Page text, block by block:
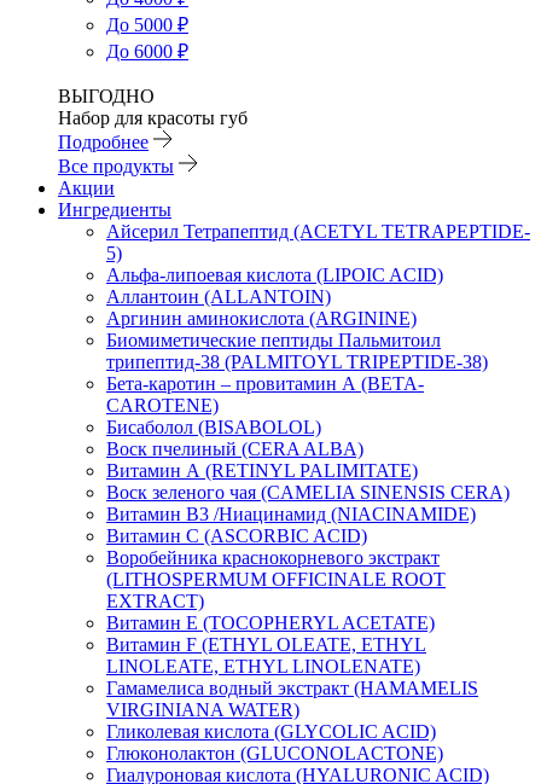
До 5000 ₽
До 6000 ₽
ВЫГОДНО
Набор для красоты губ
Подробнее
Все продукты
Акции
Ингредиенты
Айсерил Тетрапептид (ACETYL TETRAPEPTIDE-
5)
Альфа-липоевая кислота (LIPOIC ACID)
Аллантоин (ALLANTOIN)
Аргинин аминокислота (ARGININE)
Биомиметические пептиды Пальмитоил
трипептид-38 (PALMITOYL TRIPEPTIDE-38)
Бета-каротин – провитамин А (BETA-
CAROTENE)
Бисаболол (BISABOLOL)
Воск пчелиный (CERA ALBA)
Витамин А (RETINYL PALIMITATE)
Воск зеленого чая (CAMELIA SINENSIS CERA)
Витамин B3 /Ниацинамид (NIACINAMIDE)
Витамин C (ASCORBIC ACID)
Воробейника краснокорневого экстракт
(LITHOSPERMUM OFFICINALE ROOT
EXTRACT)
Витамин Е (TOCOPHERYL ACETATE)
Витамин F (ETHYL OLEATE, ETHYL
LINOLEATE, ETHYL LINOLENATE)
Гамамелиса водный экстракт (HAMAMELIS
VIRGINIANA WATER)
Гликолевая кислота (GLYCOLIC ACID)
Глюконолактон (GLUCONOLACTONE)
Гиалуроновая кислота (HYALURONIC ACID)